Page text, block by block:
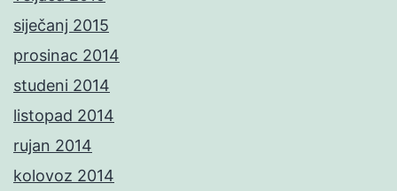
siječanj 2015
prosinac 2014
studeni 2014
listopad 2014
rujan 2014
kolovoz 2014